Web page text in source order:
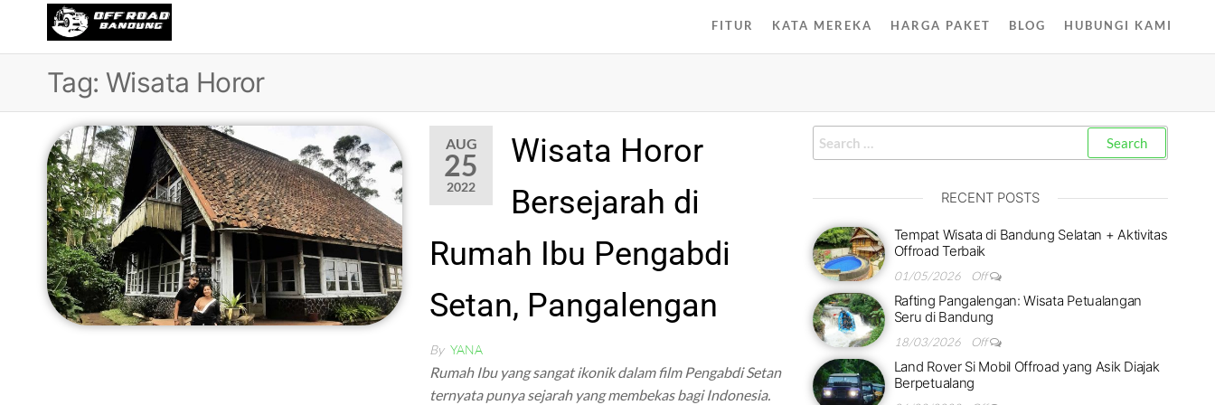
BANDUNG
Offroad
Bandung
FITUR KATA MEREKA HARGA PAKET BLOG HUBUNGI KAMI
Tag: Wisata Horor
AUG
25
2022
Wisata Horor
Bersejarah di
Rumah Ibu Pengabdi
Setan, Pangalengan
By YANA
Rumah Ibu yang sangat ikonik dalam film Pengabdi Setan
ternyata punya sejarah yang membekas bagi Indonesia.
RECENT POSTS
Tempat Wisata di Bandung Selatan + Aktivitas
Offroad Terbaik
01/05/2026 Off
Rafting Pangalengan: Wisata Petualangan
Seru di Bandung
18/03/2026 Off
Land Rover Si Mobil Offroad yang Asik Diajak
Berpetualang